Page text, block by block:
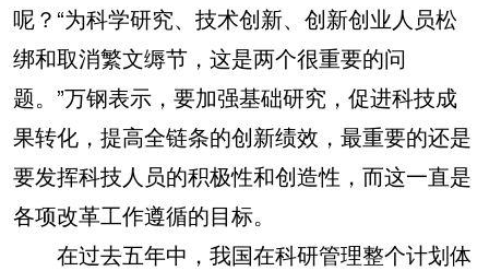
呢？“为科学研究、技术创新、创新创业人员松
绑和取消繁文缛节，这是两个很重要的问
题。”万钢表示，要加强基础研究，促进科技成
果转化，提高全链条的创新绩效，最重要的还是
要发挥科技人员的积极性和创造性，而这一直是
各项改革工作遵循的目标。
在过去五年中，我国在科研管理整个计划体